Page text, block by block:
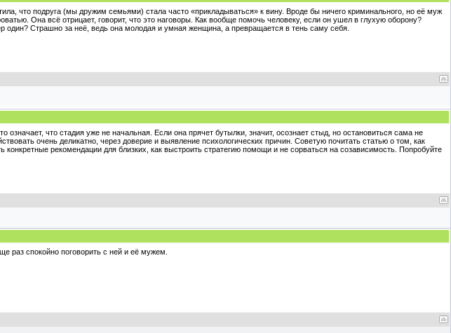
что подруга (мы дружим семьями) стала часто «прикладываться» к вину. Вроде бы ничего криминального, но её муж
Она всё отрицает, говорит, что это наговоры. Как вообще помочь человеку, если он ушел в глухую оборону?
один? Страшно за неё, ведь она молодая и умная женщина, а превращается в тень саму себя.
что стадия уже не начальная. Если она прячет бутылки, значит, осознает стыд, но остановиться сама не
очень деликатно, через доверие и выявление психологических причин. Советую почитать статью о том, как
конкретные рекомендации для близких, как выстроить стратегию помощи и не сорваться на созависимость. Попробуйте
раз спокойно поговорить с ней и её мужем.